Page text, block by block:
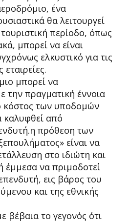
ένα
θα λειτουργεί
περίοδο, όπως
μπορεί να είναι
ελκυστικό για τις
μπορεί να
την πραγματική έννοια
κόστος των υποδομών
καλυφθεί από
πρόθεση των
είναι να
στο ιδιώτη και
έμμεσα να πριμοδοτεί
εις βάρος του
και της εθνικής
το γεγονός ότι